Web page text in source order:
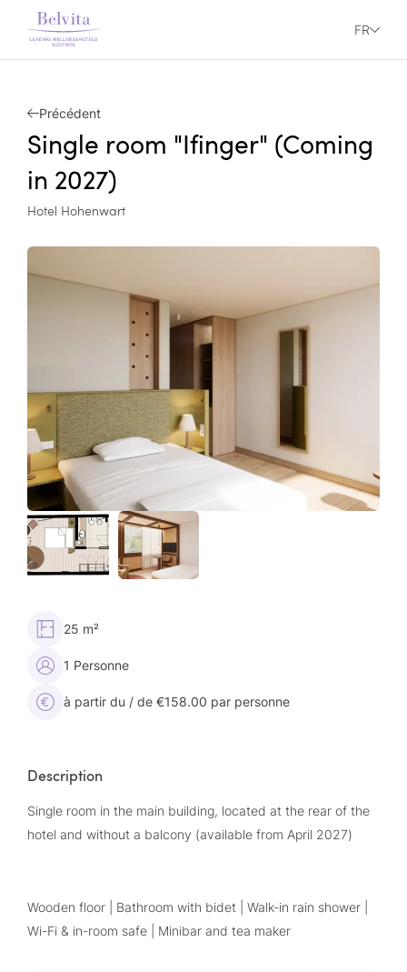
FR
Précédent
Single room "Ifinger" (Coming
in 2027)
Hotel Hohenwart
25 m²
1 Personne
à partir du / de €158.00 par personne
Description
Single room in the main building, located at the rear of the
hotel and without a balcony (available from April 2027)
Wooden floor | Bathroom with bidet | Walk-in rain shower |
Wi-Fi & in-room safe | Minibar and tea maker